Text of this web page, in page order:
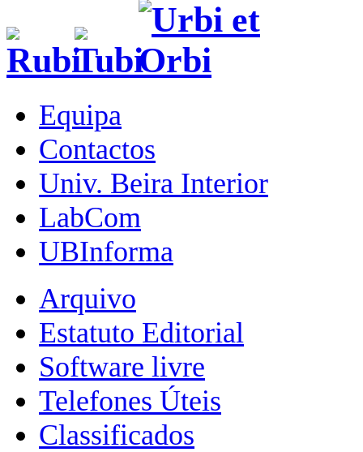
Equipa
Contactos
Univ. Beira Interior
LabCom
UBInforma
Arquivo
Estatuto Editorial
Software livre
Telefones Úteis
Classificados